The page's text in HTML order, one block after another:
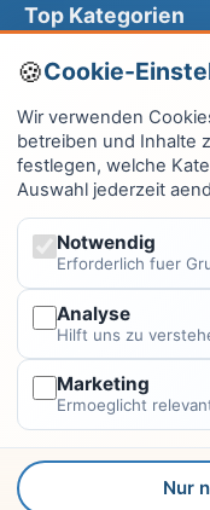
Top Kategorien
Computer & EDV
Haus & Garten
Fitness &
Wissen & Lernen
Finanzen
Rechtliches
Impressum
Cookie-
Wir verwenden
betreiben und Inhalte
festlegen, welche
Auswahl jederzeit
Notwendig
Erforderlich fuer
Analyse
Hilft uns zu
Marketing
Ermoeglicht
Nur